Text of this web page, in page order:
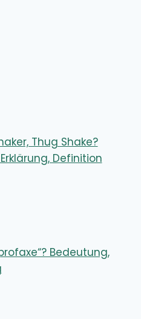
Thug Shake?
Definition
Bedeutung,